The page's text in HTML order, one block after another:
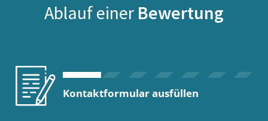
Ablauf einer Bewertung
Kontaktformular ausfüllen